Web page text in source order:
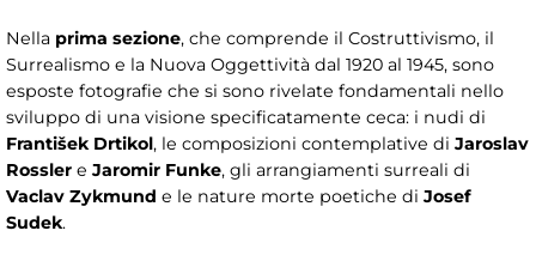
Nella prima sezione, che comprende il Costruttivismo, il
Surrealismo e la Nuova Oggettività dal 1920 al 1945, sono
esposte fotografie che si sono rivelate fondamentali nello
sviluppo di una visione specificatamente ceca: i nudi di
František Drtikol, le composizioni contemplative di Jaroslav
Rossler e Jaromir Funke, gli arrangiamenti surreali di
Vaclav Zykmund e le nature morte poetiche di Josef
Sudek.